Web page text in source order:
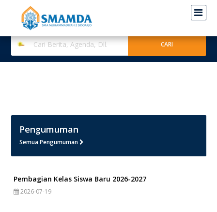
Pengumuman
Semua Pengumuman
Pembagian Kelas Siswa Baru 2026-2027
2026-07-19